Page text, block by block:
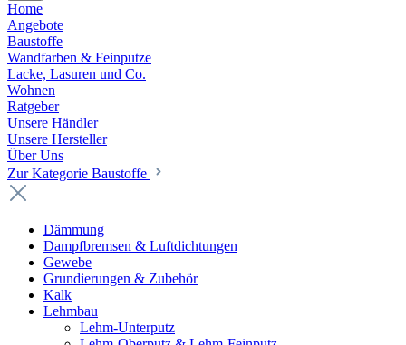
Home
Angebote
Baustoffe
Wandfarben & Feinputze
Lacke, Lasuren und Co.
Wohnen
Ratgeber
Unsere Händler
Unsere Hersteller
Über Uns
Zur Kategorie Baustoffe
Dämmung
Dampfbremsen & Luftdichtungen
Gewebe
Grundierungen & Zubehör
Kalk
Lehmbau
Lehm-Unterputz